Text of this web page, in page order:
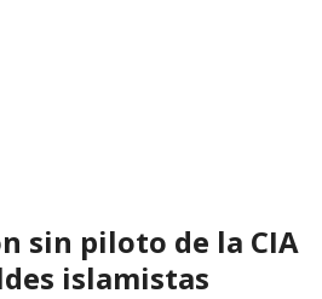
sin piloto de la CIA
islamistas